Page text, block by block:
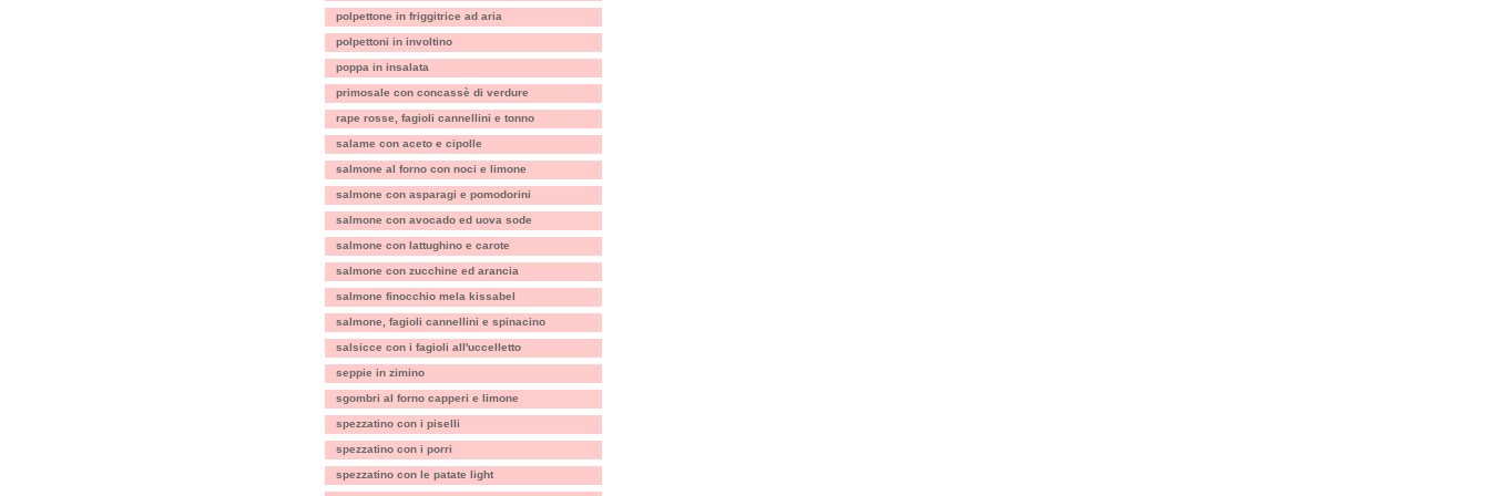
polpettone in friggitrice ad aria
polpettoni in involtino
poppa in insalata
primosale con concassè di verdure
rape rosse, fagioli cannellini e tonno
salame con aceto e cipolle
salmone al forno con noci e limone
salmone con asparagi e pomodorini
salmone con avocado ed uova sode
salmone con lattughino e carote
salmone con zucchine ed arancia
salmone finocchio mela kissabel
salmone, fagioli cannellini e spinacino
salsicce con i fagioli all'uccelletto
seppie in zimino
sgombri al forno capperi e limone
spezzatino con i piselli
spezzatino con i porri
spezzatino con le patate light